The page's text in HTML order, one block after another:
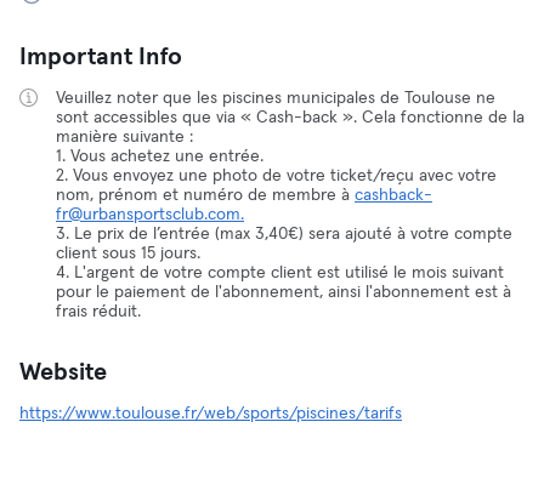
Important Info
Veuillez noter que les piscines municipales de Toulouse ne
sont accessibles que via « Cash-back ». Cela fonctionne de la
manière suivante :
1. Vous achetez une entrée.
2. Vous envoyez une photo de votre ticket/reçu avec votre
nom, prénom et numéro de membre à cashback-
fr@urbansportsclub.com.
3. Le prix de l’entrée (max 3,40€) sera ajouté à votre compte
client sous 15 jours.
4. L'argent de votre compte client est utilisé le mois suivant
pour le paiement de l'abonnement, ainsi l'abonnement est à
frais réduit.
Website
https://www.toulouse.fr/web/sports/piscines/tarifs